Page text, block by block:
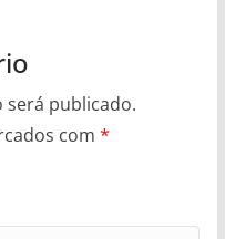
será publicado.
com *